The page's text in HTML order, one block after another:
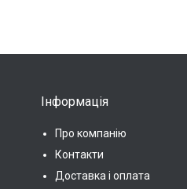
Інформація
Про компанію
Контакти
Доставка і оплата